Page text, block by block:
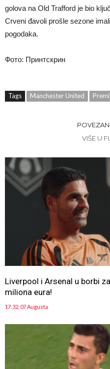
golova na Old Trafford je bio
Crveni đavoli prošle sezone
pogodaka.
Фото: Принтскрин
Tags Manchester United
VIŠE U
Liverpool i Arsenal u borbi
miliona eura!
17:32, 07 Augusta